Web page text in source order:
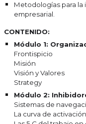
Metodologías para
empresarial.
CONTENIDO:
Módulo 1:
Frontispicio
Misión
Visión y Valores
Strategy
Módulo 2:
Sistemas de
La curva de activación